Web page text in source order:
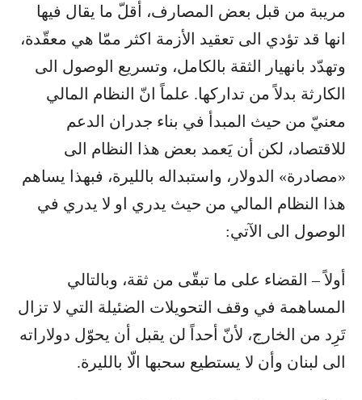
مريبة من قبل بعض المصارف، أقلّ ما يقال فيها
انها قد تؤدي الى تعقيد الأزمة اكثر ممّا هي معقّدة،
وتهدّد بانهيار الثقة بالكامل، وتسريع الوصول الى
الكارثة بدلاً من تداركها. علماً انّ النظام المالي
معنيّ من حيث المبدأ في بناء جدران الدعم
للاقتصاد، لكن أن يَعمد بعض هذا النظام الى
«مصادرة» الدولار، واستبداله بالليرة، فبهذا يساهم
هذا النظام المالي من حيث يدري او لا يدري في
الوصول الى الآتي:
أولاً – القضاء على ما تبقّى من ثقة، وبالتالي
المساهمة في وقف التحويلات الضئيلة التي لا تزال
تَرِد من الخارج، لأنّ أحداً لن يقبل أن يحوّل دولاراته
الى لبنان وأن لا يستطيع سحبها الّا بالليرة.